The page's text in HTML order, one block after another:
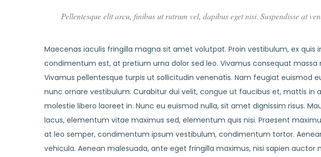
Pellentesque elit arcu, finibus ut rutrum vel, dapibus eget nisi. Suspendisse at
Maecenas iaculis fringilla magna sit amet volutpat. Proin vestibulum, ex
condimentum est, at pretium urna dolor sed leo. Vivamus consequat massa
Vivamus pellentesque turpis ut sollicitudin venenatis. Nam feugiat euismod
nunc ornare vestibulum. Curabitur dui velit, congue ut faucibus et, mattis in
molestie libero laoreet in. Nunc eu euismod nulla, sit amet dignissim risus.
lacus, elementum vitae maximus sed, elementum quis nisi. Praesent
at leo semper, condimentum ipsum vestibulum, condimentum tortor.
vehicula. Aenean malesuada, ante eget fringilla maximus, nisi sapien auctor